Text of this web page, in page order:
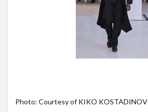
Photo: Courtesy of KIKO KOSTADINOV